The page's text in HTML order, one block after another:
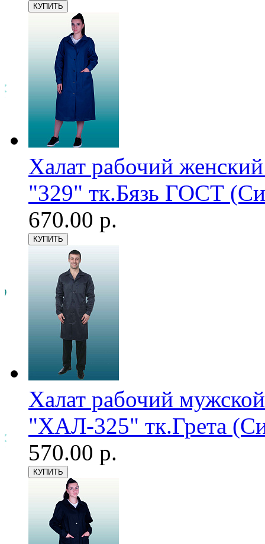
Халат рабочий
"329" тк.Бязь ГОСТ
670.00 р.
Халат рабочий
"ХАЛ-325" тк.Грета
570.00 р.